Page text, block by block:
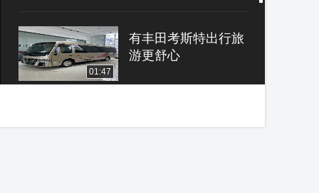
01:47
有丰田考斯特出行旅
游更舒心
带女儿漂移……